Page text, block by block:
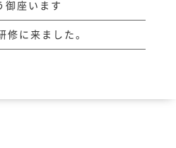
御座います
修に来ました。